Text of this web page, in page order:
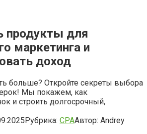
продукты для
маркетинга и
доход
больше? Откройте секреты выбора
Мы покажем, как
и строить долгосрочный,
Рубрика: CPAАвтор: Andrey